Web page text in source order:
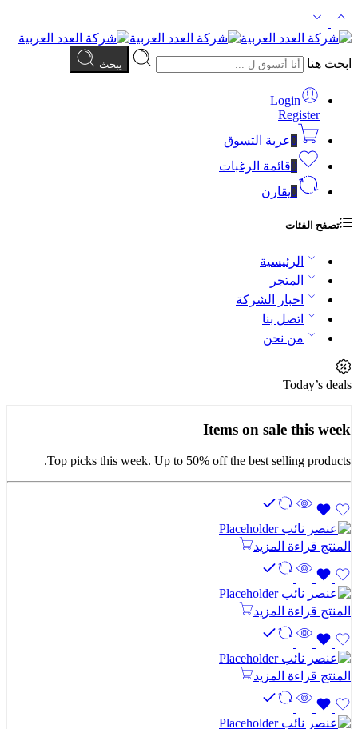
ابحث هنا يبحث
Login
Register
0عربة التسوق
0قائمة الرغبات
0يقارن
تصفح الفئات
الرئيسية
المتجر
اخبار الشركة
اتصل بنا
من نحن
Today’s deals
Items on sale this week
Top picks this week. Up to 50% off the best selling products.
المنتج قراءة المزيد
المنتج قراءة المزيد
المنتج قراءة المزيد